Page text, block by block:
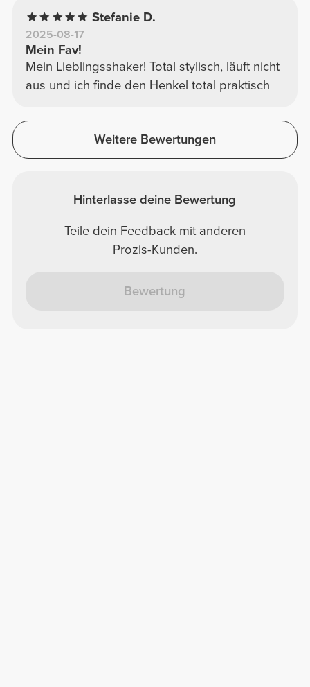
Stefanie D.
2025-08-17
Mein Fav!
Mein Lieblingsshaker! Total stylisch, läuft nicht
aus und ich finde den Henkel total praktisch
Weitere Bewertungen
Hinterlasse deine Bewertung
Teile dein Feedback mit anderen
Prozis-Kunden.
Bewertung